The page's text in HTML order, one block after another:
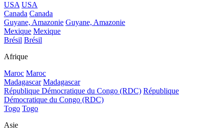
USA USA
Canada Canada
Guyane, Amazonie Guyane, Amazonie
Mexique Mexique
Brésil Brésil
Afrique
Maroc Maroc
Madagascar Madagascar
République Démocratique du Congo (RDC) République
Démocratique du Congo (RDC)
Togo Togo
Asie